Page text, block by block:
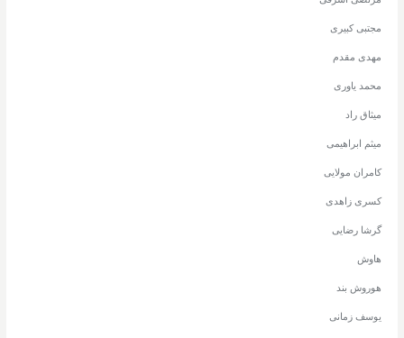
مجتبی کبیری
مهدی مقدم
محمد یاوری
میثاق راد
میثم ابراهیمی
کامران مولایی
کسری زاهدی
گرشا رضایی
هاوش
هوروش بند
یوسف زمانی